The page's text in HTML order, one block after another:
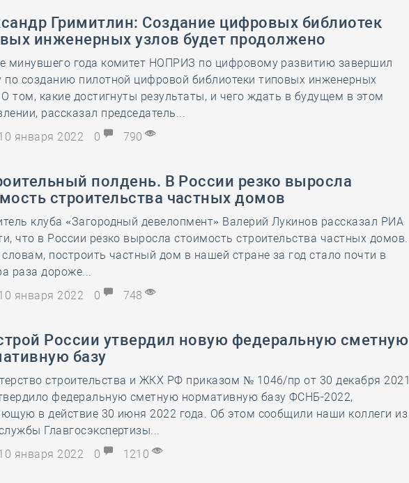
Гримитлин: Создание цифровых библиотек
инженерных узлов будет продолжено
минувшего года комитет НОПРИЗ по цифровому развитию завершил
по созданию пилотной цифровой библиотеки типовых инженерных
том, какие достигнуты результаты, и чего ждать в будущем в этом
рассказал председатель...
января 2022
0 790
полдень. В России резко выросла
строительства частных домов
клуба «Загородный девелопмент» Валерий Лукинов рассказал РИА
что в России резко выросла стоимость строительства частных домов.
словам, построить частный дом в нашей стране за год стало почти в
раза дороже...
января 2022
0 748
России утвердил новую федеральную сметную
базу
строительства и ЖКХ РФ приказом № 1046/пр от 30 декабря 2021
федеральную сметную нормативную базу ФСНБ-2022,
в действие 30 июня 2022 года. Об этом сообщили наши коллеги из
Главгосэкспертизы...
января 2022
0 1210